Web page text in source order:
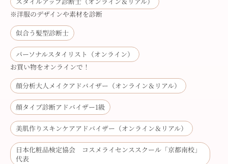
※洋服のデザインや素材を診断
似合う髪型診断士
パーソナルスタイリスト（オンライン）
お買い物をオンラインで！
顔分析大人メイクアドバイザー（オンライン＆リアル）
顔タイプ診断アドバイザー1級
美肌作りスキンケアアドバイザー（オンライン＆リアル）
日本化粧品検定協会 コスメライセンススクール「京都南校」
代表